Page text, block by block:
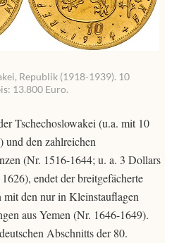
Republik (1918-1939). 10
13.800 Euro.
Tschechoslowakei (u.a. mit 10
den zahlreichen
(Nr. 1516-1644; u. a. 3 Dollars
endet der breitgefächerte
den nur in Kleinstauflagen
aus Yemen (Nr. 1646-1649).
Abschnitts der 80.